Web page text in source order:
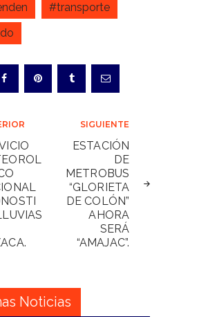
#transporte
SIGUIENTE
ESTACIÓN
DE
METROBUS
“GLORIETA
DE COLÓN”
AHORA
SERÁ
“AMAJAC”.
Noticias